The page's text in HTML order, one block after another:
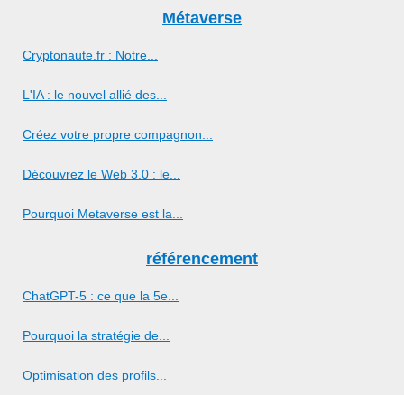
Métaverse
Cryptonaute.fr : Notre...
L'IA : le nouvel allié des...
Créez votre propre compagnon...
Découvrez le Web 3.0 : le...
Pourquoi Metaverse est la...
référencement
ChatGPT-5 : ce que la 5e...
Pourquoi la stratégie de...
Optimisation des profils...